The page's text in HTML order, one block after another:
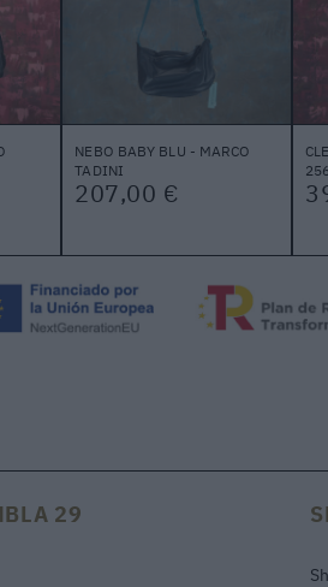
NEBO BABY BLU - MARCO
TADINI
207,00 €
29